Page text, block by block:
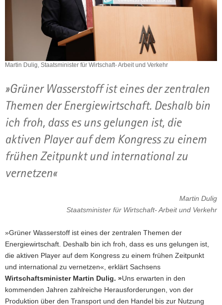
Martin Dulig, Staatsminister für Wirtschaft- Arbeit und Verkehr
»Grüner Wasserstoff ist eines der zentralen
Themen der Energiewirtschaft. Deshalb bin
ich froh, dass es uns gelungen ist, die
aktiven Player auf dem Kongress zu einem
frühen Zeitpunkt und international zu
vernetzen«
Martin Dulig
Staatsminister für Wirtschaft- Arbeit und Verkehr
»Grüner Wasserstoff ist eines der zentralen Themen der
Energiewirtschaft. Deshalb bin ich froh, dass es uns gelungen ist,
die aktiven Player auf dem Kongress zu einem frühen Zeitpunkt
und international zu vernetzen«, erklärt Sachsens
Wirtschaftsminister Martin Dulig. »Uns erwarten in den
kommenden Jahren zahlreiche Herausforderungen, von der
Produktion über den Transport und den Handel bis zur Nutzung